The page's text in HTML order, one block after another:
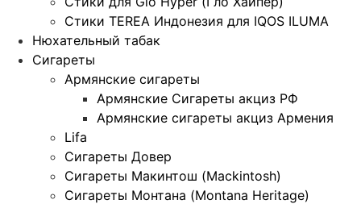
Стики TEREA Индонезия для IQOS ILUMA
Нюхательный табак
Сигареты
Армянские сигареты
Армянские Сигареты акциз РФ
Армянские сигареты акциз Армения
Lifa
Сигареты Довер
Сигареты Макинтош (Mackintosh)
Сигареты Монтана (Montana Heritage)